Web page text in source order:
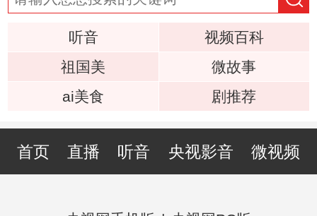
听音
视频百科
祖国美
微故事
ai美食
剧推荐
首页 直播 听音 央视影音 微视频